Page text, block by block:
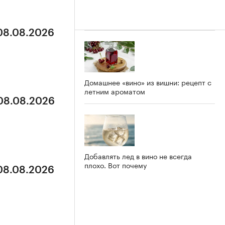
Домашнее «вино» из вишни: рецепт с
летним ароматом
Добавлять лед в вино не всегда
плохо. Вот почему